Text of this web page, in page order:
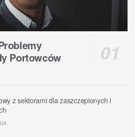
Portowców
z sektorami dla zaszczepionych i